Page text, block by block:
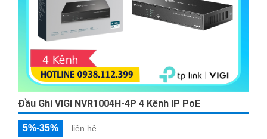
Đầu Ghi VIGI NVR1004H-4P 4 Kênh IP PoE
5%-35% liên hệ